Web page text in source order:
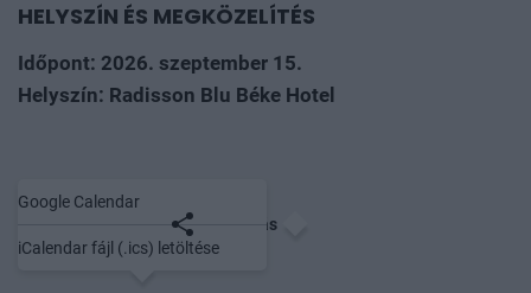
HELYSZÍN ÉS MEGKÖZELÍTÉS
Időpont: 2026. szeptember 15.
Helyszín: Radisson Blu Béke Hotel
Google Calendar
iCalendar fájl (.ics) letöltése
Megosztás